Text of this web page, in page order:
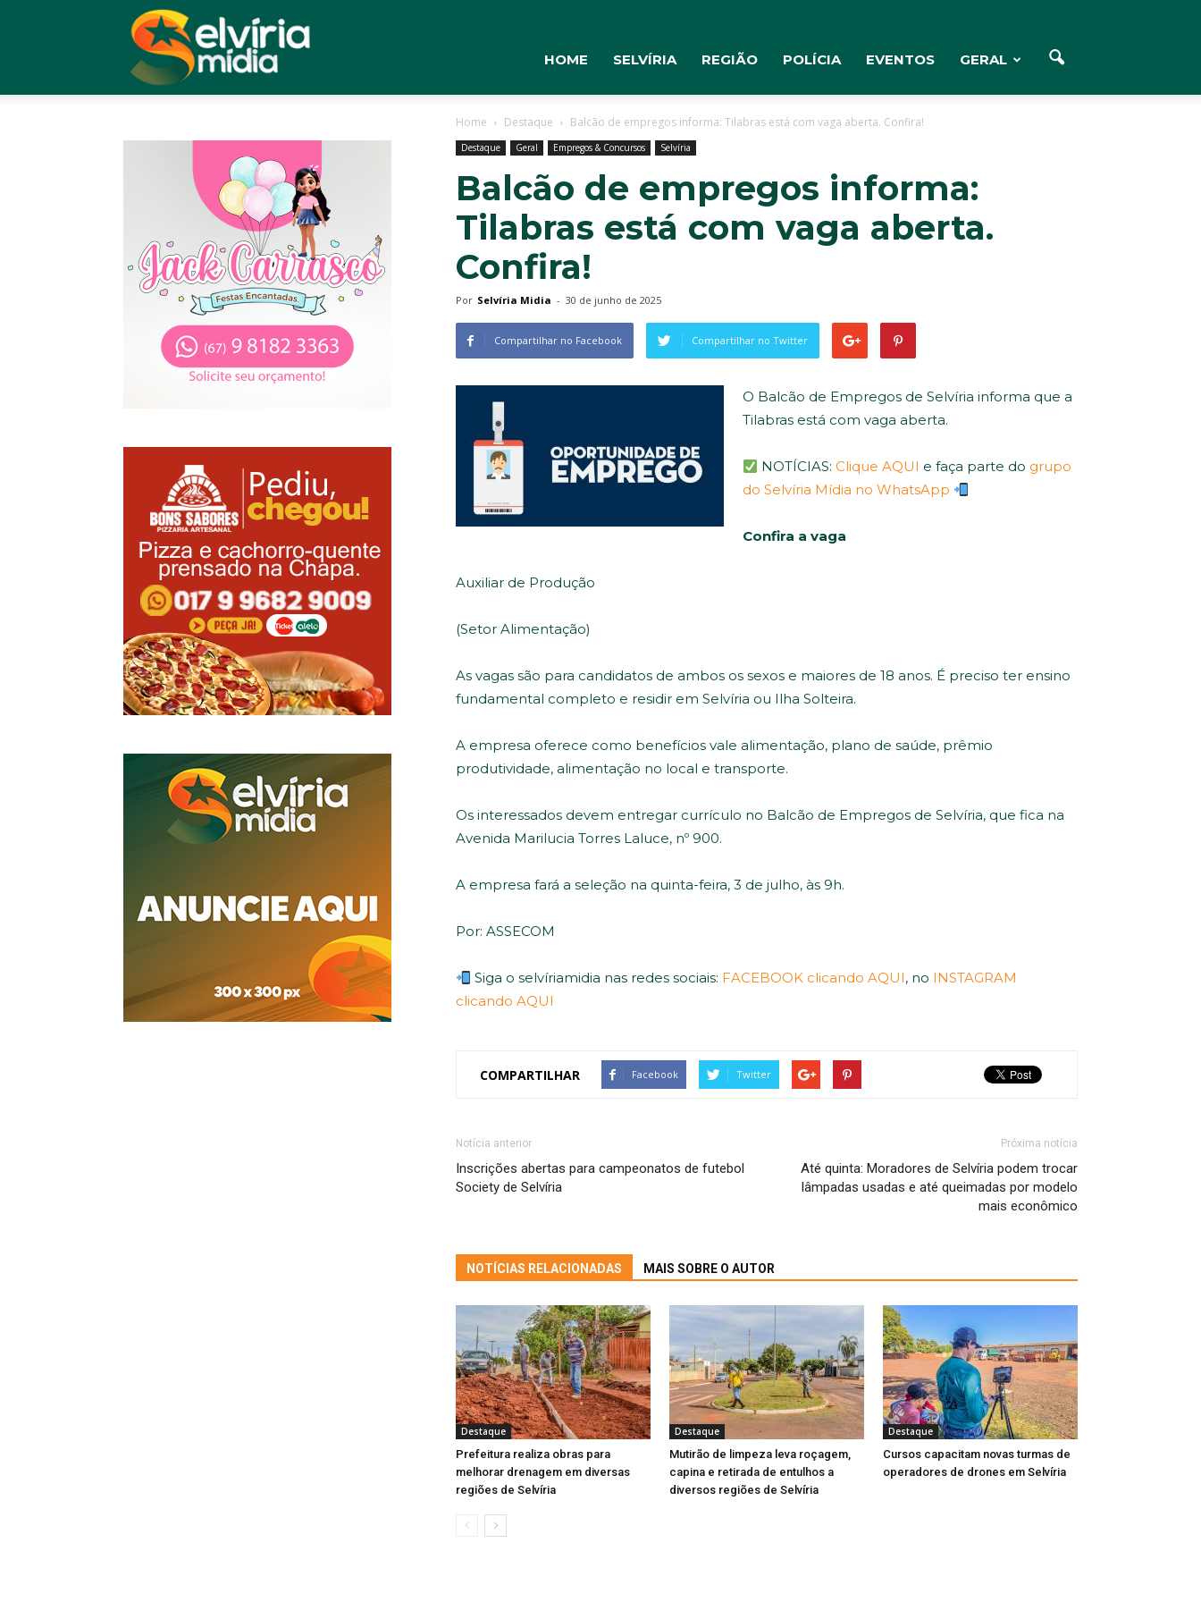
Midia
HOME SELVÍRIA REGIÃO POLÍCIA EVENTOS GERAL
Home Destaque Balcão de empregos informa: Tilabras está com vaga aberta. Confira!
Destaque Geral Empregos & Concursos Selvíria
Balcão de empregos informa:
Tilabras está com vaga aberta.
Confira!
Por Selvíria Midia - 30 de junho de 2025
Compartilhar no Facebook Compartilhar no Twitter
O Balcão de Empregos de Selvíria informa que a
Tilabras está com vaga aberta.
NOTÍCIAS: Clique AQUI e faça parte do grupo
do Selvíria Mídia no WhatsApp
Confira a vaga
Auxiliar de Produção
(Setor Alimentação)
As vagas são para candidatos de ambos os sexos e maiores de 18 anos. É preciso ter ensino
fundamental completo e residir em Selvíria ou Ilha Solteira.
A empresa oferece como benefícios vale alimentação, plano de saúde, prêmio
produtividade, alimentação no local e transporte.
Os interessados devem entregar currículo no Balcão de Empregos de Selvíria, que fica na
Avenida Marilucia Torres Laluce, nº 900.
A empresa fará a seleção na quinta-feira, 3 de julho, às 9h.
Por: ASSECOM
Siga o selvíriamidia nas redes sociais: FACEBOOK clicando AQUI, no INSTAGRAM
clicando AQUI
COMPARTILHAR Facebook Twitter
Notícia anterior
Inscrições abertas para campeonatos de futebol
Society de Selvíria
Próxima notícia
Até quinta: Moradores de Selvíria podem trocar
lâmpadas usadas e até queimadas por modelo
mais econômico
NOTÍCIAS RELACIONADAS MAIS SOBRE O AUTOR
Destaque
Prefeitura realiza obras para
melhorar drenagem em diversas
regiões de Selvíria
Destaque
Mutirão de limpeza leva roçagem,
capina e retirada de entulhos a
diversos regiões de Selvíria
Destaque
Cursos capacitam novas turmas de
operadores de drones em Selvíria